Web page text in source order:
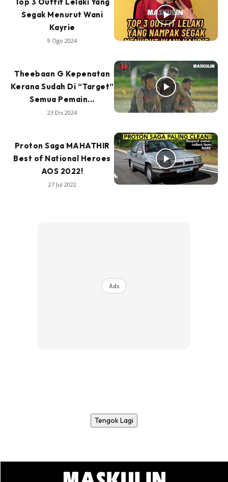
Segak Menurut Wani
Kayrie
9 Ogo 2024
Theebaan G Kepenatan
Kerana Sudah Di “Target”
Semua Pemain...
23 Dis 2024
Proton Saga MAHATHIR
Best of National Heroes
AOS 2022!
27 Jul 2022
Ads
Tengok Lagi